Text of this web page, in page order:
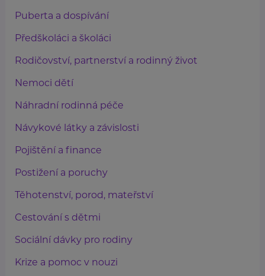
Puberta a dospívání
Předškoláci a školáci
Rodičovství, partnerství a rodinný život
Nemoci dětí
Náhradní rodinná péče
Návykové látky a závislosti
Pojištění a finance
Postižení a poruchy
Těhotenství, porod, mateřství
Cestování s dětmi
Sociální dávky pro rodiny
Krize a pomoc v nouzi